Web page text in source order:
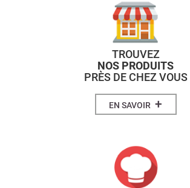
TROUVEZ
NOS PRODUITS
PRÈS DE CHEZ VOUS
EN SAVOIR +